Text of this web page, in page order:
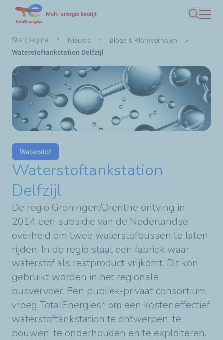
naar
gaan
Multi-energie bedrijf
Zoeken
Kruimelpad
Startpagina Nieuws
Blogs & Klantverhalen
Waterstoftankstation Delfzijl
Waterstof
Waterstoftankstation
Delfzijl
De regio Groningen/Drenthe ontving in
2014 een subsidie van de Nederlandse
overheid om twee waterstofbussen te laten
rijden. In de regio staat een fabriek waar
waterstof als restproduct vrijkomt. Dit kon
gebruikt worden in het regionale
busvervoer. Een publiek-privaat consortium
vroeg TotalEnergies* om een kosteneffectief
waterstoftankstation te ontwerpen, te
bouwen, te onderhouden en te exploiteren.